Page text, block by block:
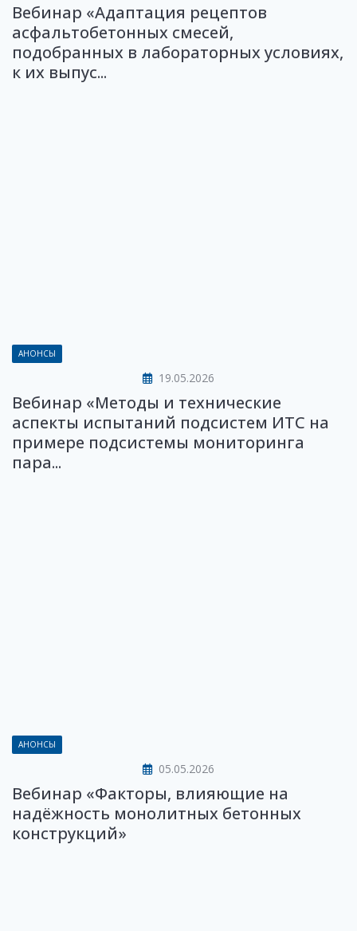
Вебинар «Адаптация рецептов
асфальтобетонных смесей,
подобранных в лабораторных условиях,
к их выпус...
АНОНСЫ
19.05.2026
Вебинар «Методы и технические
аспекты испытаний подсистем ИТС на
примере подсистемы мониторинга
пара...
АНОНСЫ
05.05.2026
Вебинар «Факторы, влияющие на
надёжность монолитных бетонных
конструкций»